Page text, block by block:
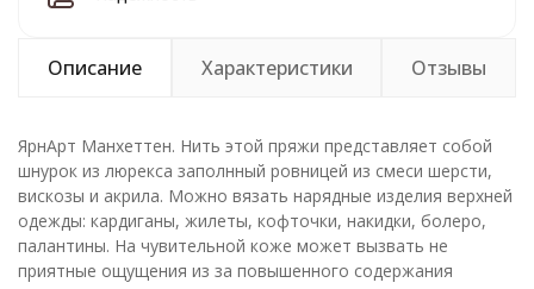
Описание Характеристики Отзывы
ЯрнАрт Манхеттен. Нить этой пряжи представляет собой
шнурок из люрекса заполнный ровницей из смеси шерсти,
вискозы и акрила. Можно вязать нарядные изделия верхней
одежды: кардиганы, жилеты, кофточки, накидки, болеро,
палантины. На чувительной коже может вызвать не
приятные ощущения из за повышенного содержания